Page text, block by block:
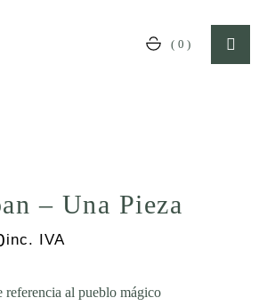
(0)
– Una Pieza
inc. IVA
referencia al pueblo mágico